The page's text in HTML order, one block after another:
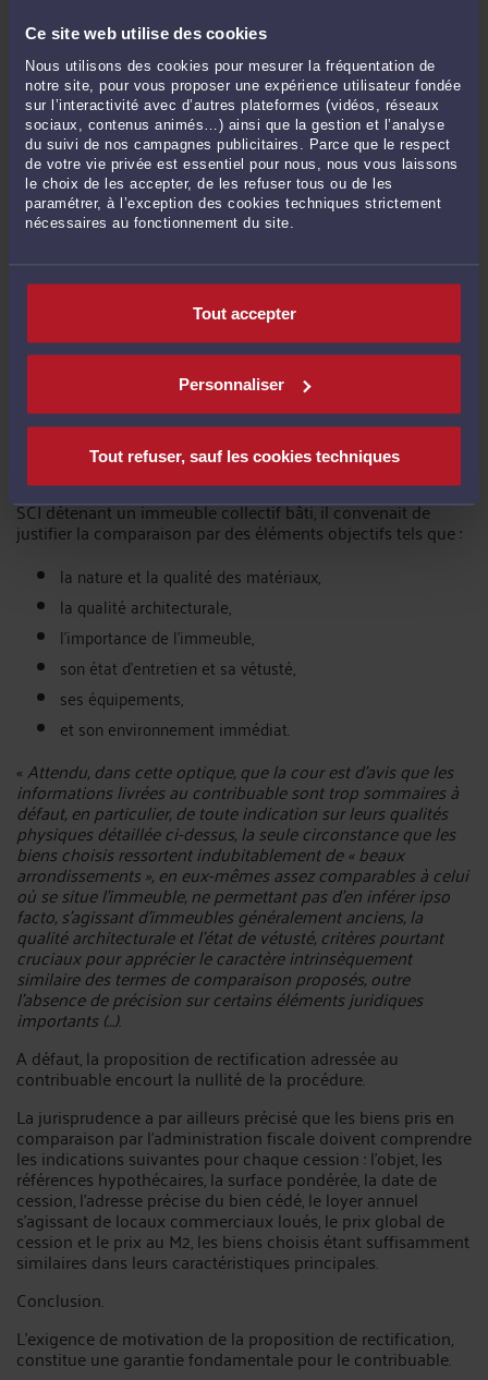
Ce site web utilise des cookies
Nous utilisons des cookies pour mesurer la fréquentation de
notre site, pour vous proposer une expérience utilisateur fondée
sur l’interactivité avec d’autres plateformes (vidéos, réseaux
sociaux, contenus animés…) ainsi que la gestion et l’analyse
du suivi de nos campagnes publicitaires. Parce que le respect
de votre vie privée est essentiel pour nous, nous vous laissons
le choix de les accepter, de les refuser tous ou de les
paramétrer, à l’exception des cookies techniques strictement
nécessaires au fonctionnement du site.
Tout accepter
Personnaliser
Tout refuser, sauf les cookies techniques
mutation, toute comparaison est impossible, la valeur vénale
l’époque de la mutation, de biens intrinsèquement similaires.
Il convient donc de procéder à des comparaisons de biens
intrinsèquement similaires en fait et en droit. Telle est la
règle en matière d’évaluation de biens immobiliers à l’IFI.
La difficulté réside dans ces deux termes, intrinsèquement
similaires.
proposition de rectification avec toutes les précisions
nécessaires pour apprécier concrètement s’ils se rapportent
exactement à des cessions de biens intrinsèquement
doit être déterminée par référence à des éléments de
comparaison tirés de la cession de biens intrinsèquement
similaires et spécialement de droits immobiliers indivis.
La Cour d’appel de Colmar, 13 février 2015, n°13.03795 a
précisé que, pour évaluer la valeur des parts sociales d’une
SCI détenant un immeuble collectif bâti, il convenait de
justifier la comparaison par des éléments objectifs tels que :
la nature et la qualité des matériaux,
la qualité architecturale,
l’importance de l’immeuble,
son état d’entretien et sa vétusté,
ses équipements,
et son environnement immédiat.
«Attendu, dans cette optique, que la cour est d’avis que les
informations livrées au contribuable sont trop sommaires à
défaut, en particulier, de toute indication sur leurs qualités
physiques détaillée ci-dessus, la seule circonstance que les
biens choisis ressortent indubitablement de «beaux
arrondissements», en eux-mêmes assez comparables à celui
où se situe l’immeuble, ne permettant pas d’en inféreripso
facto, s’agissant d’immeubles généralement anciens, la
qualité architecturale et l’état de vétusté, critères pourtant
cruciaux pour apprécier le caractère intrinsèquement
similaire des termes de comparaison proposés, outre
l’absence de précision sur certains éléments juridiques
importants (…).
A défaut, la proposition de rectification adressée au
contribuable encourt la nullité de la procédure.
La jurisprudence a par ailleurs précisé que les biens pris en
comparaison par l’administration fiscale doivent comprendre
les indications suivantes pour chaque cession : l’objet, les
références hypothécaires, la surface pondérée, la date de
cession, l’adresse précise du bien cédé, le loyer annuel
s’agissant de locaux commerciaux loués, le prix global de
cession et le prix au M2, les biens choisis étant suffisamment
similaires dans leurs caractéristiques principales.
Conclusion.
L’exigence de motivation de la proposition de rectification,
constitue une garantie fondamentale pour le contribuable.